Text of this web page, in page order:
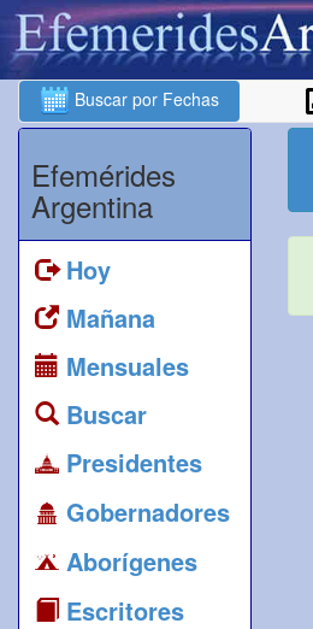
Buscar por Fechas
Efemérides
Argentina
Hoy
Mañana
Mensuales
Buscar
Presidentes
Gobernadores
Aborígenes
Escritores